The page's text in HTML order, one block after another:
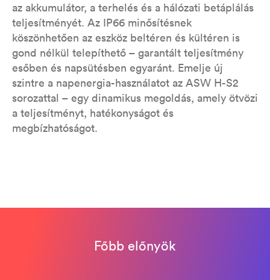
az akkumulátor, a terhelés és a hálózati betáplálás
teljesítményét. Az IP66 minősítésnek
köszönhetően az eszköz beltéren és kültéren is
gond nélkül telepíthető – garantált teljesítmény
esőben és napsütésben egyaránt. Emelje új
szintre a napenergia-használatot az ASW H-S2
sorozattal – egy dinamikus megoldás, amely ötvözi
a teljesítményt, hatékonyságot és
megbízhatóságot.
Főbb előnyök